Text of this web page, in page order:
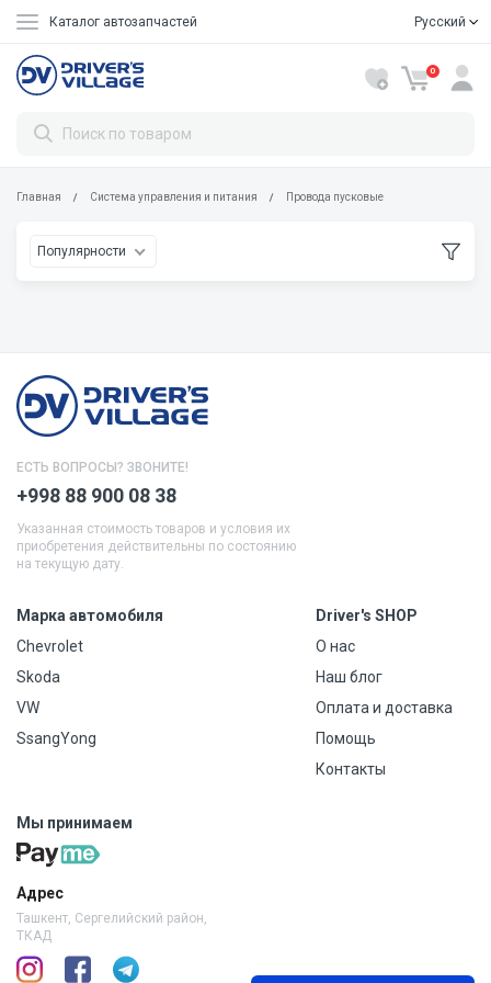
Каталог автозапчастей Русский
0
Главная Система управления и питания Провода пусковые
Популярности
ЕСТЬ ВОПРОСЫ? ЗВОНИТЕ!
+998 88 900 08 38
Указанная стоимость товаров и условия их
приобретения действительны по состоянию
на текущую дату.
Марка автомобиля
Chevrolet
Skoda
VW
SsangYong
Driver's SHOP
О нас
Наш блог
Оплата и доставка
Помощь
Контакты
Мы принимаем
Адрес
Ташкент, Сергелийский район,
ТКАД